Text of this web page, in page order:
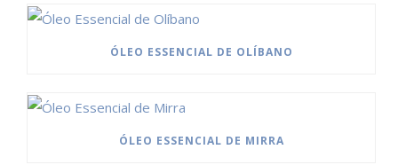
ÓLEO ESSENCIAL DE OLÍBANO
ÓLEO ESSENCIAL DE MIRRA